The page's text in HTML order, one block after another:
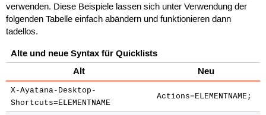
Name[de]=Forum :: Eigene Beiträge
Exec=xdg-open https://forum.ubuntuusers.de/egosearch/
OnlyShowIn=GNOME;KDE
Name=Forum :: Abonnements
Name[de]=Forum :: Abonnements
OnlyShowIn=GNOME;KDE
[Desktop Action NeueBeitraege]
verwenden. Diese Beispiele lassen sich unter Verwendung der
folgenden Tabelle einfach abändern und funktionieren dann
tadellos.
Alte und neue Syntax für Quicklists
Alt
Neu
X-Ayatana-Desktop-
Shortcuts=ELEMENTNAME
Actions=ELEMENTNAME;